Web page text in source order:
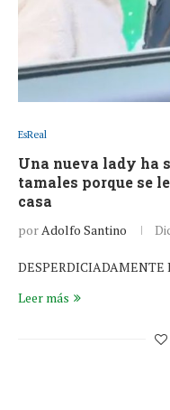
EsReal
Una nueva lady ha
tamales porque se
casa
porAdolfo Santino
DESPERDICIADAMENTE
Leer más